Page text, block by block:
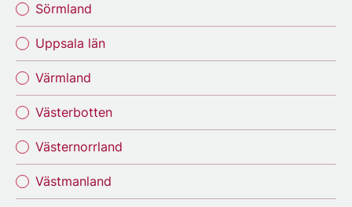
Sörmland
Uppsala län
Värmland
Västerbotten
Västernorrland
Västmanland